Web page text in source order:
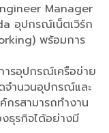
Manager
อุปกรณ์เน็ตเวิร์ก
พร้อมการ
รอุปกรณ์เครือข่าย
จำนวนอุปกรณ์และ
กรสามารถทำงาน
ธุรกิจได้อย่างมี